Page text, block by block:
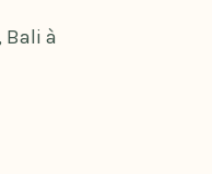
Bali à